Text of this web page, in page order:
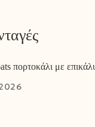
πορτοκάλι με